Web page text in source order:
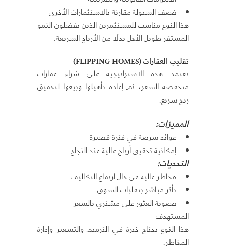
ضعف السيولة مقارنة بالاستثمارات الأخرى
هذا النوع مناسب للمستثمرين الذين يفضلون النمو
المستقر طويل الأجل بدلًا من الأرباح السريعة.
تقليب العقارات (FLIPPING HOMES)
تعتمد هذه الاستراتيجية على شراء عقارات
منخفضة السعر، ثم إعادة تأهيلها وبيعها لتحقيق
ربح سريع.
المميزات:
عوائد سريعة في فترة قصيرة
إمكانية تحقيق أرباح عالية عند النجاح
التحديات:
مخاطر عالية في حال ارتفاع التكاليف
تأثر مباشر بتقلبات السوق
صعوبة العثور على مشتري بالسعر
المستهدف
هذا النوع يحتاج خبرة في الترميم والتسعير وإدارة
المخاطر.